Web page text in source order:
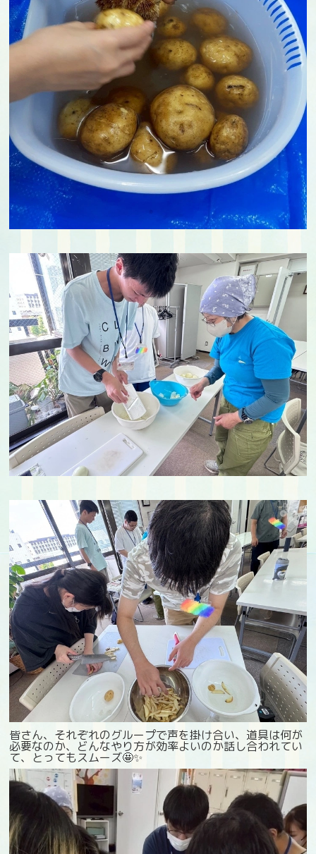
皆さん、それぞれのグループで声を掛け合い、道具は何が
必要なのか、どんなやり方が効率よいのか話し合われてい
て、とってもスムーズ🤩✨